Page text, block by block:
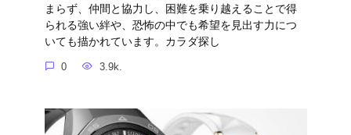
まらず、仲間と協力し、困難を乗り越えることで得
られる強い絆や、恐怖の中でも希望を見出す力につ
いても描かれています。カラダ探し
0 3.9k.